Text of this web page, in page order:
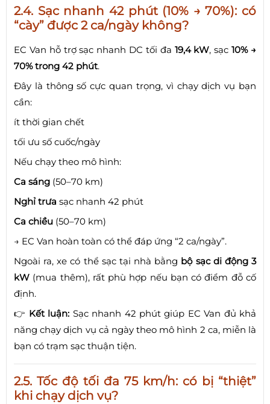
2.4. Sạc nhanh 42 phút (10% → 70%): có
“cày” được 2 ca/ngày không?
EC Van hỗ trợ sạc nhanh DC tối đa 19,4 kW, sạc10% →
70% trong 42 phút.
Đây là thông số cực quan trọng, vì chạy dịch vụ bạn
cần:
ít thời gian chết
tối ưu số cuốc/ngày
Nếu chạy theo mô hình:
Ca sáng (50–70 km)
Nghỉ trưa sạc nhanh 42 phút
Ca chiều (50–70 km)
→ EC Van hoàn toàn có thể đáp ứng “2 ca/ngày”.
Ngoài ra, xe có thể sạc tại nhà bằng bộ sạc di động 3
kW (mua thêm), rất phù hợp nếu bạn có điểm đỗ cố
định.
👉 Kết luận: Sạc nhanh 42 phút giúp EC Van đủ khả
năng chạy dịch vụ cả ngày theo mô hình 2 ca, miễn là
bạn có trạm sạc thuận tiện.
2.5. Tốc độ tối đa 75 km/h: có bị “thiệt”
khi chạy dịch vụ?